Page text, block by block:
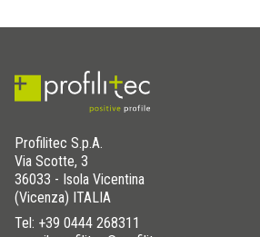
Profilitec S.p.A.
Via Scotte, 3
36033 - Isola Vicentina
(Vicenza) ITALIA
Tel: +39 0444 268311